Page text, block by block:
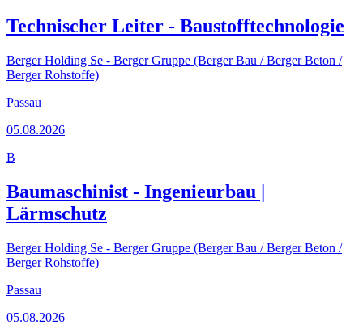
Technischer Leiter - Baustofftechnologie
Berger Holding Se - Berger Gruppe (Berger Bau / Berger Beton /
Berger Rohstoffe)
Passau
05.08.2026
B
Baumaschinist - Ingenieurbau |
Lärmschutz
Berger Holding Se - Berger Gruppe (Berger Bau / Berger Beton /
Berger Rohstoffe)
Passau
05.08.2026